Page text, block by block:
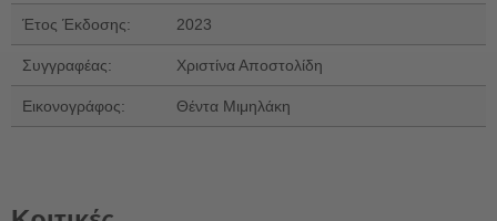
Έτος Έκδοσης: 2023
Συγγραφέας: Χριστίνα Αποστολίδη
Εικονογράφος: Θέντα Μιμηλάκη